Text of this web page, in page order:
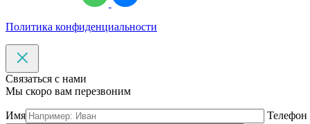
Политика конфиденциальности
Связаться с нами
Мы скоро вам перезвоним
Имя Телефон